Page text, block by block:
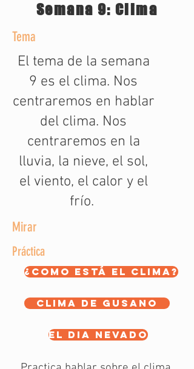
Semana 9: Clima
Tema
El tema de la semana
9 es el clima. Nos
centraremos en hablar
del clima. Nos
centraremos en la
lluvia, la nieve, el sol,
el viento, el calor y el
frío.
Mirar
Práctica
¿Como está el clima?
Clima de gusano
El dia nevado